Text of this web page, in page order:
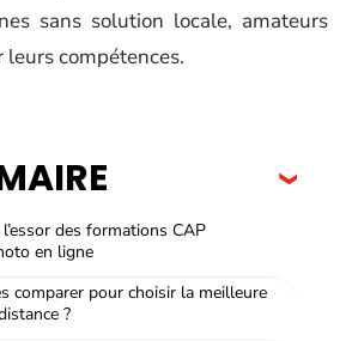
sans solution locale, amateurs
compétences.
des formations CAP
en ligne
comparer pour choisir la meilleure
?